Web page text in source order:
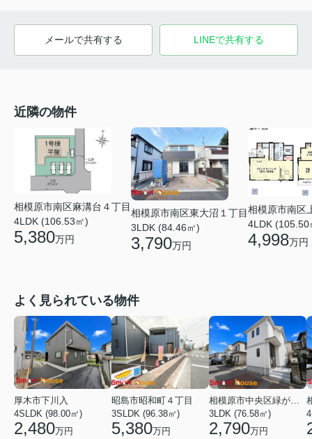
メールで共有する LINEで共有する
近隣の物件
相模原市南区麻溝台４丁目
4LDK (106.53㎡)
5,380万円
相模原市南区東大沼１丁目
3LDK (84.46㎡)
3,790万円
相模原市南区
4LDK (105.50
4,998万円
よく見られている物件
厚木市下川入
4SLDK (98.00㎡)
2,480万円
昭島市昭和町４丁目
3SLDK (96.38㎡)
5,380万円
相模原市中央区緑が丘１丁目
3LDK (76.58㎡)
2,790万円